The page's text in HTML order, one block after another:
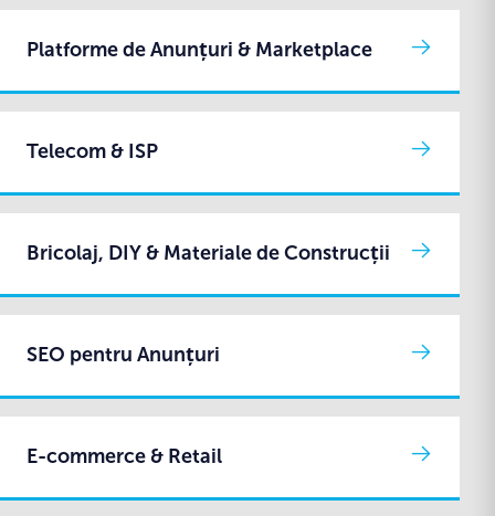
Platforme de Anunțuri & Marketplace
Telecom & ISP
Bricolaj, DIY & Materiale de Construcții
SEO pentru Anunțuri
E-commerce & Retail